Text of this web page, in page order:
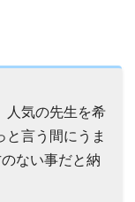
人気の先生を希
言う間にうま
ない事だと納